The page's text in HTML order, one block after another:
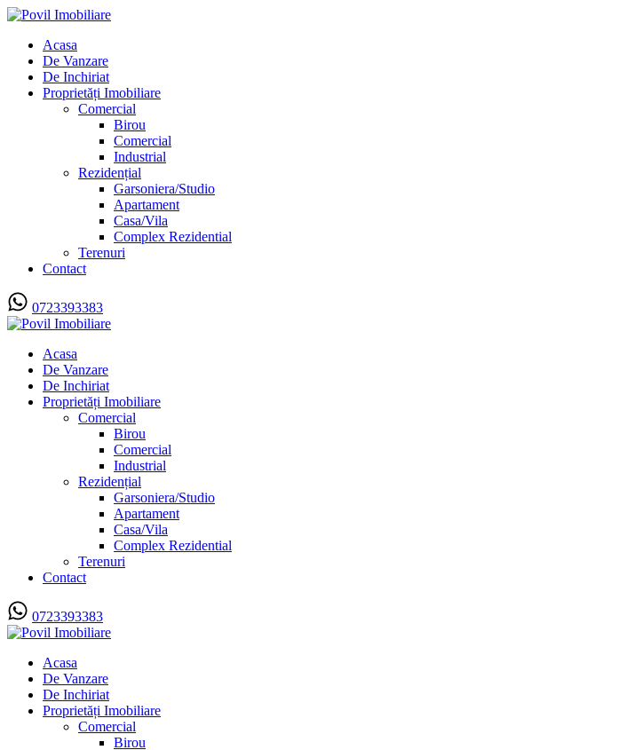
Acasa
De Vanzare
De Inchiriat
Proprietăți Imobiliare
Comercial
Birou
Comercial
Industrial
Rezidențial
Garsoniera/Studio
Apartament
Casa/Vila
Complex Rezidential
Terenuri
Contact
0723393383
Acasa
De Vanzare
De Inchiriat
Proprietăți Imobiliare
Comercial
Birou
Comercial
Industrial
Rezidențial
Garsoniera/Studio
Apartament
Casa/Vila
Complex Rezidential
Terenuri
Contact
0723393383
Acasa
De Vanzare
De Inchiriat
Proprietăți Imobiliare
Comercial
Birou